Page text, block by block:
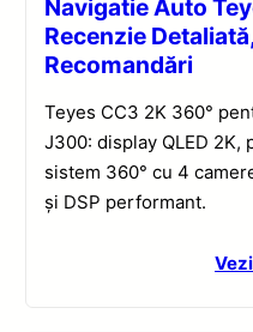
Navigatie Auto
Recenzie
Recomandări
Teyes CC3 2K 360°
J300: display QLED 2K,
sistem 360° cu 4
și DSP performant.